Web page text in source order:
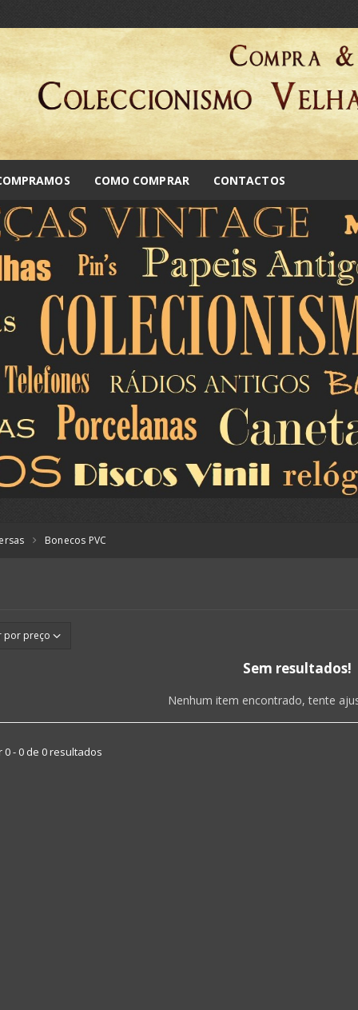
COMO COMPRAR CONTACTOS
Bonecos PVC
Sem resultados!
Nenhum item encontrado, tente
0 - 0 de 0 resultados